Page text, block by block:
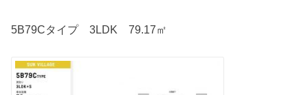
5B79Cタイプ 3LDK 79.17㎡